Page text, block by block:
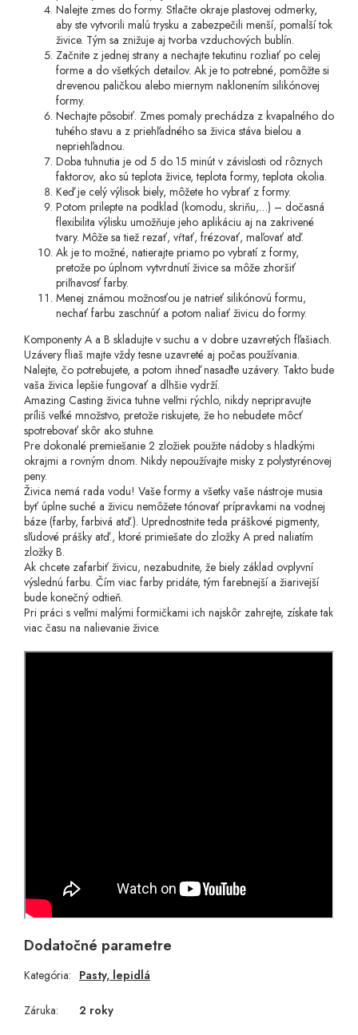
Nalejte zmes do formy. Stlačte okraje plastovej odmerky,
aby ste vytvorili malú trysku a zabezpečili menší, pomalší tok
živice. Tým sa znižuje aj tvorba vzduchových bublín.
Začnite z jednej strany a nechajte tekutinu rozliať po celej
forme a do všetkých detailov. Ak je to potrebné, pomôžte si
drevenou paličkou alebo miernym naklonením silikónovej
formy.
Nechajte pôsobiť. Zmes pomaly prechádza z kvapalného do
tuhého stavu a z priehľadného sa živica stáva bielou a
nepriehľadnou.
Doba tuhnutia je od 5 do 15 minút v závislosti od rôznych
faktorov, ako sú teplota živice, teplota formy, teplota okolia.
Keď je celý výlisok biely, môžete ho vybrať z formy.
Potom prilepte na podklad (komodu, skriňu,…) – dočasná
flexibilita výlisku umožňuje jeho aplikáciu aj na zakrivené
tvary. Môže sa tiež rezať, vŕtať, frézovať, maľovať atď.
Ak je to možné, natierajte priamo po vybratí z formy,
pretože po úplnom vytvrdnutí živice sa môže zhoršiť
priľnavosť farby.
Menej známou možnosťou je natrieť silikónovú formu,
nechať farbu zaschnúť a potom naliať živicu do formy.
Komponenty A a B skladujte v suchu a v dobre uzavretých fľašiach.
Uzávery fliaš majte vždy tesne uzavreté aj počas používania.
Nalejte, čo potrebujete, a potom ihneď nasaďte uzávery. Takto bude
vaša živica lepšie fungovať a dlhšie vydrží.
Amazing Casting živica tuhne veľmi rýchlo, nikdy nepripravujte
príliš veľké množstvo, pretože riskujete, že ho nebudete môcť
spotrebovať skôr ako stuhne.
Pre dokonalé premiešanie 2 zložiek použite nádoby s hladkými
okrajmi a rovným dnom. Nikdy nepoužívajte misky z polystyrénovej
peny.
Živica nemá rada vodu! Vaše formy a všetky vaše nástroje musia
byť úplne suché a živicu nemôžete tónovať prípravkami na vodnej
báze (farby, farbivá atď.). Uprednostnite teda práškové pigmenty,
sľudové prášky atď., ktoré primiešate do zložky A pred naliatím
zložky B.
Ak chcete zafarbiť živicu, nezabudnite, že biely základ ovplyvní
výslednú farbu. Čím viac farby pridáte, tým farebnejší a žiarivejší
bude konečný odtieň.
Pri práci s veľmi malými formičkami ich najskôr zahrejte, získate tak
viac času na nalievanie živice.
Dodatočné parametre
Kategória: Pasty, lepidlá
Záruka: 2 roky